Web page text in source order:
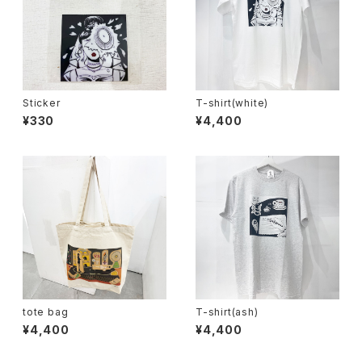
Sticker
¥330
T-shirt(white)
¥4,400
tote bag
¥4,400
T-shirt(ash)
¥4,400